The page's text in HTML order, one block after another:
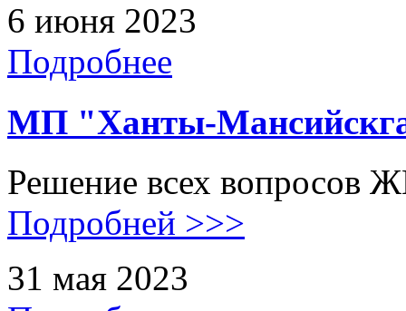
6 июня 2023
Подробнее
МП "Ханты-
Решение всех вопросов
Подробней >>>
31 мая 2023